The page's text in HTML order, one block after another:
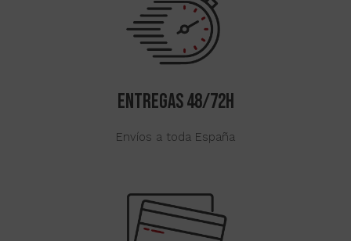
ENTREGAS 48/72H
Envíos a toda España